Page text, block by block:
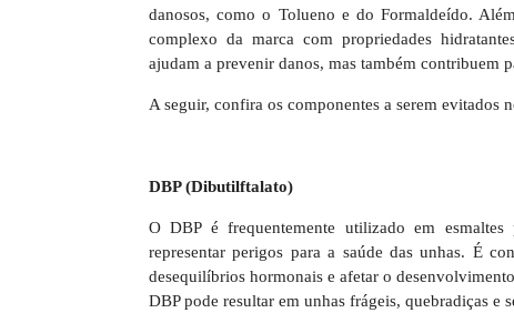
danosos, como o Tolueno e do Formaldeído.
complexo da marca com propriedades
ajudam a prevenir danos, mas também contribuem
A seguir, confira os componentes a serem evitados
DBP (Dibutilftalato)
O DBP é frequentemente utilizado em
representar perigos para a saúde das unhas. É
desequilíbrios hormonais e afetar o
DBP pode resultar em unhas frágeis, quebradiças